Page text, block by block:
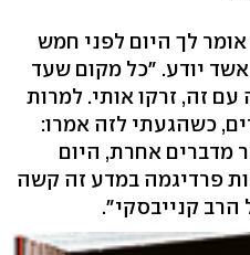
לך היום לפני חמש
יודע. "כל מקום שעד
עם זה, זרקו אותי. למרות
כשהגעתי לזה אמרו:
מדברים אחרת, היום
פרדיגמה במדע זה קשה
הרב קנייבסקי".